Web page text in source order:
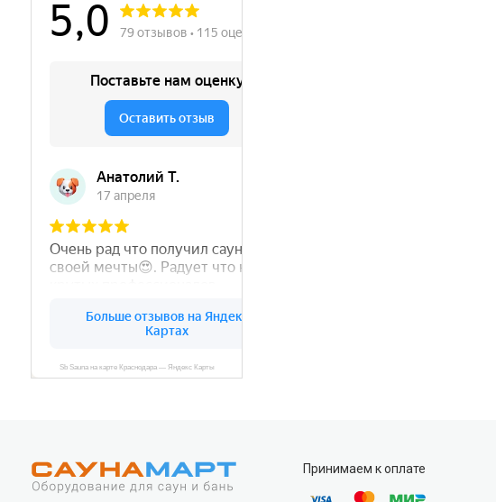
Принимаем к оплате